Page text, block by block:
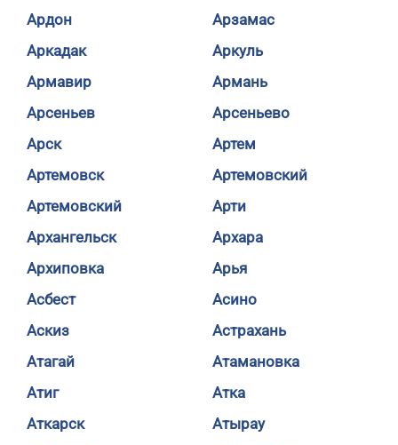
Ардон
Арзамас
Аркадак
Аркуль
Армавир
Армань
Арсеньев
Арсеньево
Арск
Артем
Артемовск
Артемовский
Артемовский
Арти
Архангельск
Архара
Архиповка
Арья
Асбест
Асино
Аскиз
Астрахань
Атагай
Атамановка
Атиг
Атка
Аткарск
Атырау